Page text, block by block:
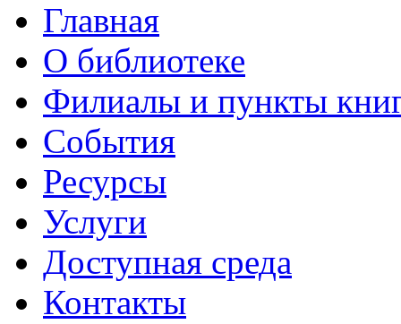
Главная
О библиотеке
Филиалы и пункты
События
Ресурсы
Услуги
Доступная среда
Контакты